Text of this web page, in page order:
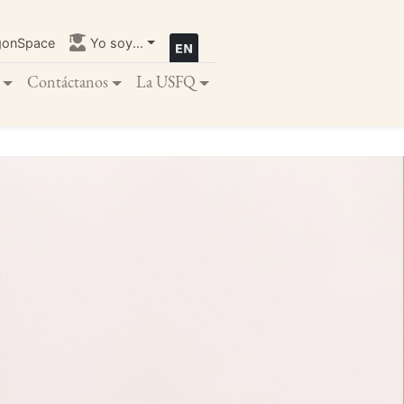
Yo soy...
Contáctanos La USFQ